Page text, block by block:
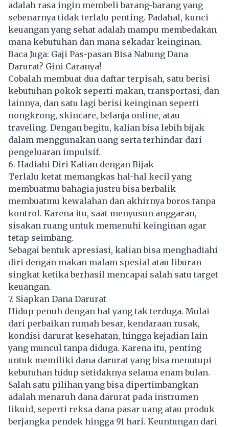
adalah rasa ingin membeli barang-barang yang
sebenarnya tidak terlalu penting. Padahal, kunci
keuangan yang sehat adalah mampu membedakan
mana kebutuhan dan mana sekadar keinginan.
Baca Juga: Gaji Pas-pasan Bisa Nabung Dana
Darurat? Gini Caranya!
Cobalah membuat dua daftar terpisah, satu berisi
kebutuhan pokok seperti makan, transportasi, dan
lainnya, dan satu lagi berisi keinginan seperti
nongkrong, skincare, belanja online, atau
traveling. Dengan begitu, kalian bisa lebih bijak
dalam menggunakan uang serta terhindar dari
pengeluaran impulsif.
6. Hadiahi Diri Kalian dengan Bijak
Terlalu ketat memangkas hal-hal kecil yang
membuatmu bahagia justru bisa berbalik
membuatmu kewalahan dan akhirnya boros tanpa
kontrol. Karena itu, saat menyusun anggaran,
sisakan ruang untuk memenuhi keinginan agar
tetap seimbang.
Sebagai bentuk apresiasi, kalian bisa menghadiahi
diri dengan makan malam spesial atau liburan
singkat ketika berhasil mencapai salah satu target
keuangan.
7. Siapkan Dana Darurat
Hidup penuh dengan hal yang tak terduga. Mulai
dari perbaikan rumah besar, kendaraan rusak,
kondisi darurat kesehatan, hingga kejadian lain
yang muncul tanpa diduga. Karena itu, penting
untuk memiliki dana darurat yang bisa menutupi
kebutuhan hidup setidaknya selama enam bulan.
Salah satu pilihan yang bisa dipertimbangkan
adalah menaruh dana darurat pada instrumen
likuid, seperti reksa dana pasar uang atau produk
berjangka pendek hingga 91 hari. Keuntungan dari